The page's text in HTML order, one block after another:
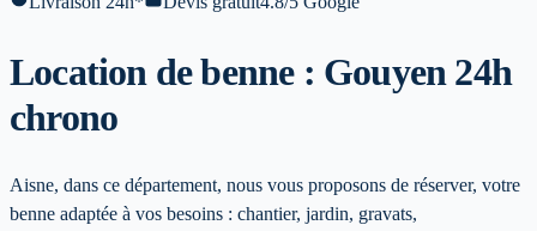
Location de benne : Gouyen 24h
chrono
Aisne, dans ce département, nous vous proposons de réserver, votre
benne adaptée à vos besoins : chantier, jardin, gravats,